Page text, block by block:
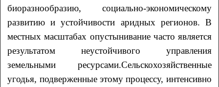
биоразнообразию, социально-экономическому
развитию и устойчивости аридных регионов. В
местных масштабах опустынивание часто является
результатом неустойчивого управления
земельными ресурсами.Сельскохозяйственные
угодья, подверженные этому процессу, интенсивно